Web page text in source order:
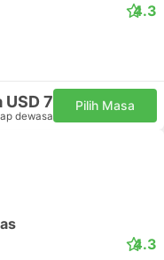
4.3
USD 7
dewasa
Pilih Masa
4.3